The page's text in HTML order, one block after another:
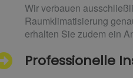
Wir verbauen
Raumklimatisierung
erhalten Sie zudem ein
Professionelle